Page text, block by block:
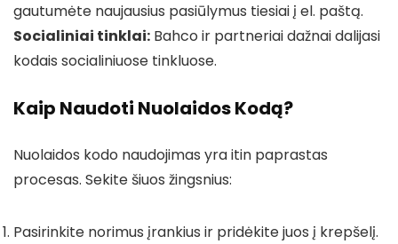
gautumėte naujausius pasiūlymus tiesiai į el. paštą.
Socialiniai tinklai: Bahco ir partneriai dažnai dalijasi
kodais socialiniuose tinkluose.
Kaip Naudoti Nuolaidos Kodą?
Nuolaidos kodo naudojimas yra itin paprastas
procesas. Sekite šiuos žingsnius:
Pasirinkite norimus įrankius ir pridėkite juos į krepšelį.